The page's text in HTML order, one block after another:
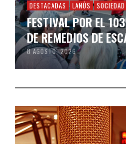
DESTACADAS LANÚS SOCIEDAD
FESTIVAL POR EL
DE REMEDIOS DE
8 AGOSTO, 2026